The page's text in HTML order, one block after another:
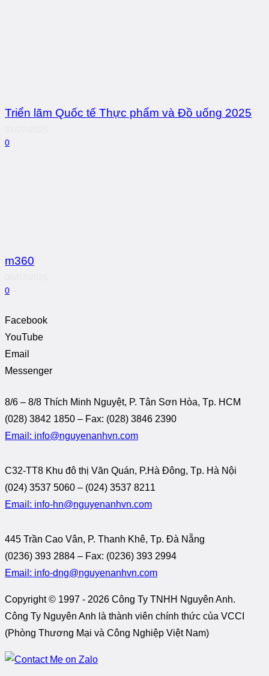
Triển lãm Quốc tế Thực phẩm và Đồ uống 2025
0
m360
0
Facebook
YouTube
Email
Messenger
8/6 – 8/8 Thích Minh Nguyệt, P. Tân Sơn Hòa, Tp. HCM
(028) 3842 1850 – Fax: (028) 3846 2390
Email: info@nguyenanhvn.com
C32-TT8 Khu đô thị Văn Quán, P.Hà Đông, Tp. Hà Nội
(024) 3537 5060 – (024) 3537 8211
Email: info-hn@nguyenanhvn.com
445 Trần Cao Vân, P. Thanh Khê, Tp. Đà Nẵng
(0236) 393 2884 – Fax: (0236) 393 2994
Email: info-dng@nguyenanhvn.com
Copyright © 1997 - 2026 Công Ty TNHH Nguyên Anh.
Công Ty Nguyên Anh là thành viên chính thức của VCCI
(Phòng Thương Mại và Công Nghiệp Việt Nam)